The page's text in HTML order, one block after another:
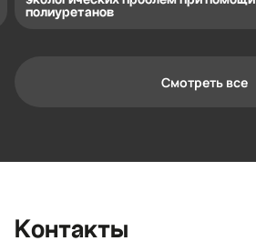
полиуретанов
Смотреть все
Контактыopt@ecotermix.ru